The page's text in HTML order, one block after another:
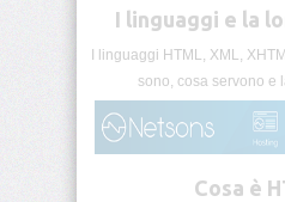
HTML
List
Block
I linguaggi e la
I linguaggi HTML, XML,
sono, cosa servono e
Cosa è